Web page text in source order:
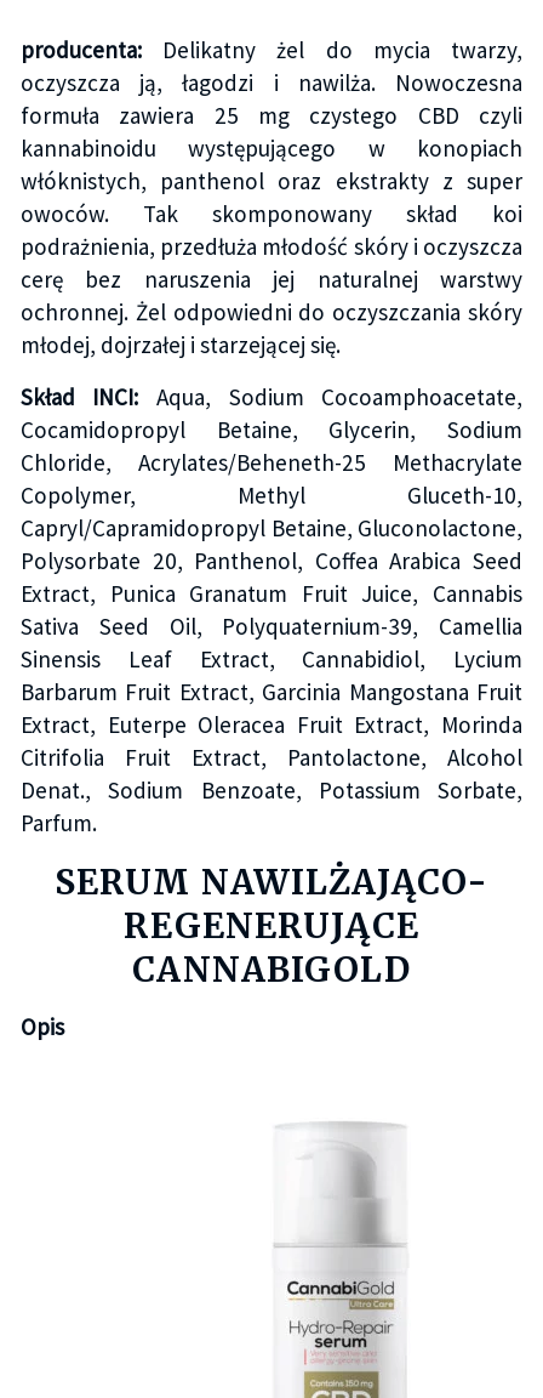
producenta:Delikatny żel do mycia twarzy,
oczyszcza ją, łagodzi i nawilża. Nowoczesna
formuła zawiera 25 mg czystego CBD czyli
kannabinoidu występującego w konopiach
włóknistych, panthenol oraz ekstrakty z super
owoców. Tak skomponowany skład koi
podrażnienia, przedłuża młodość skóry i oczyszcza
cerę bez naruszenia jej naturalnej warstwy
ochronnej. Żel odpowiedni do oczyszczania skóry
młodej, dojrzałej i starzejącej się.
Skład INCI: Aqua, Sodium Cocoamphoacetate,
Cocamidopropyl Betaine, Glycerin, Sodium
Chloride, Acrylates/Beheneth-25 Methacrylate
Copolymer, Methyl Gluceth-10,
Capryl/Capramidopropyl Betaine, Gluconolactone,
Polysorbate 20, Panthenol, Coffea Arabica Seed
Extract, Punica Granatum Fruit Juice, Cannabis
Sativa Seed Oil, Polyquaternium-39, Camellia
Sinensis Leaf Extract, Cannabidiol, Lycium
Barbarum Fruit Extract, Garcinia Mangostana Fruit
Extract, Euterpe Oleracea Fruit Extract, Morinda
Citrifolia Fruit Extract, Pantolactone, Alcohol
Denat., Sodium Benzoate, Potassium Sorbate,
Parfum.
SERUM NAWILŻAJĄCO-
REGENERUJĄCE
CANNABIGOLD
Opis